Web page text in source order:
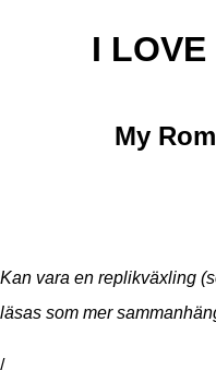
I LOVE
My
Kan vara en replikväxling
läsas som mer
/